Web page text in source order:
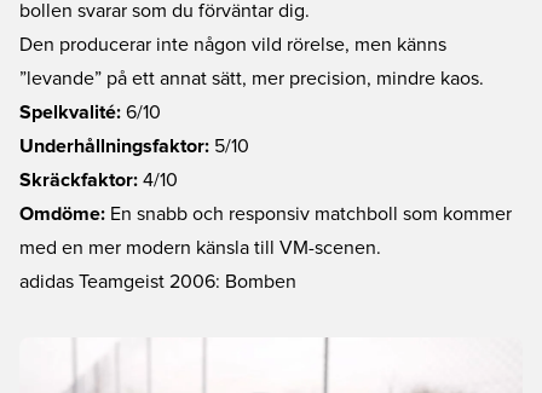
bollen svarar som du förväntar dig.
Den producerar inte någon vild rörelse, men känns
”levande” på ett annat sätt, mer precision, mindre kaos.
Spelkvalité: 6/10
Underhållningsfaktor: 5/10
Skräckfaktor: 4/10
Omdöme: En snabb och responsiv matchboll som kommer
med en mer modern känsla till VM-scenen.
adidas Teamgeist 2006: Bomben